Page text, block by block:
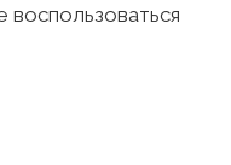
воспользоваться